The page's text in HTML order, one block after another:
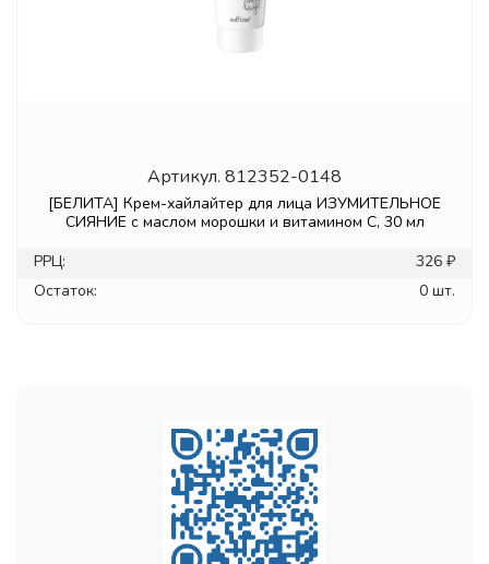
Артикул. 812352-0148
[БЕЛИТА] Крем-хайлайтер для лица ИЗУМИТЕЛЬНОЕ
СИЯНИЕ с маслом морошки и витамином С, 30 мл
РРЦ:
326 ₽
Остаток:
0 шт.